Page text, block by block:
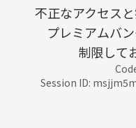
不正なアクセスと
プレミアムバ
制限して
Session ID: